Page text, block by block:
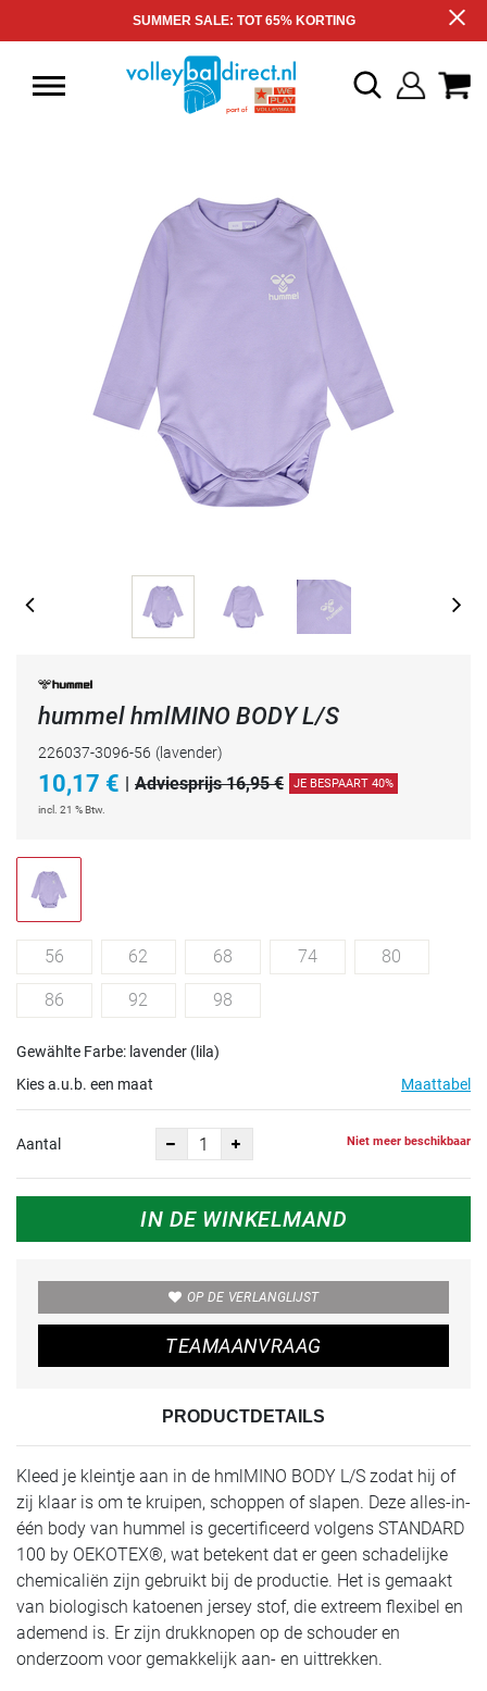
SUMMER SALE: TOT 65% KORTING
hummel hmlMINO BODY L/S
226037-3096-56 (lavender)
10,17 € | Adviesprijs 16,95 € JE BESPAART 40%
incl. 21 % Btw.
56 62 68 74 80
86 92 98
Gewählte Farbe: lavender (lila)
Kies a.u.b. een maat
Maattabel
Aantal Niet meer beschikbaar
IN DE WINKELMAND
OP DE VERLANGLIJST
TEAMAANVRAAG
PRODUCTDETAILS
Kleed je kleintje aan in de hmlMINO BODY L/S zodat hij of
zij klaar is om te kruipen, schoppen of slapen. Deze alles-in-
één body van hummel is gecertificeerd volgens STANDARD
100 by OEKOTEX®, wat betekent dat er geen schadelijke
chemicaliën zijn gebruikt bij de productie. Het is gemaakt
van biologisch katoenen jersey stof, die extreem flexibel en
ademend is. Er zijn drukknopen op de schouder en
onderzoom voor gemakkelijk aan- en uittrekken.